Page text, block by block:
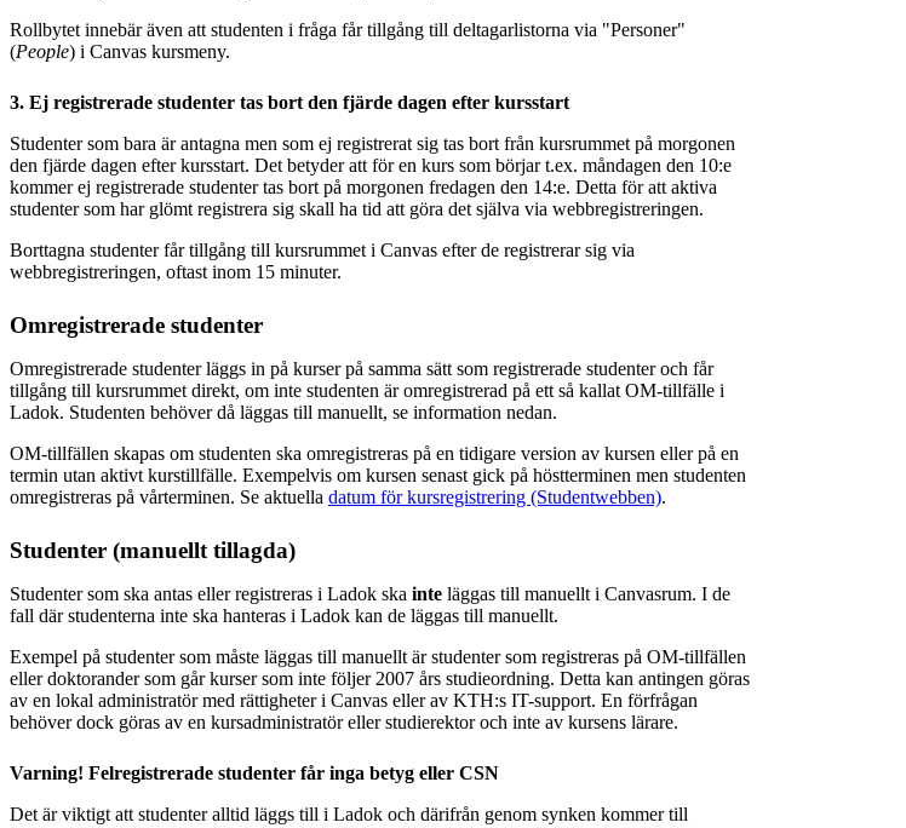
Rollbytet innebär även att studenten i fråga får tillgång till deltagarlistorna via "Personer"
(People) i Canvas kursmeny.
3. Ej registrerade studenter tas bort den fjärde dagen efter kursstart
Studenter som bara är antagna men som ej registrerat sig tas bort från kursrummet på morgonen
den fjärde dagen efter kursstart. Det betyder att för en kurs som börjar t.ex. måndagen den 10:e
kommer ej registrerade studenter tas bort på morgonen fredagen den 14:e. Detta för att aktiva
studenter som har glömt registrera sig skall ha tid att göra det själva via webbregistreringen.
Borttagna studenter får tillgång till kursrummet i Canvas efter de registrerar sig via
webbregistreringen, oftast inom 15 minuter.
Omregistrerade studenter
Omregistrerade studenter läggs in på kurser på samma sätt som registrerade studenter och får
tillgång till kursrummet direkt, om inte studenten är omregistrerad på ett så kallat OM-tillfälle i
Ladok. Studenten behöver då läggas till manuellt, se information nedan.
OM-tillfällen skapas om studenten ska omregistreras på en tidigare version av kursen eller på en
termin utan aktivt kurstillfälle. Exempelvis om kursen senast gick på höstterminen men studenten
omregistreras på vårterminen. Se aktuella datum för kursregistrering (Studentwebben).
Studenter (manuellt tillagda)
Studenter som ska antas eller registreras i Ladok ska inte läggas till manuellt i Canvasrum. I de
fall där studenterna inte ska hanteras i Ladok kan de läggas till manuellt.
Exempel på studenter som måste läggas till manuellt är studenter som registreras på OM-tillfällen
eller doktorander som går kurser som inte följer 2007 års studieordning. Detta kan antingen göras
av en lokal administratör med rättigheter i Canvas eller av KTH:s IT-support. En förfrågan
behöver dock göras av en kursadministratör eller studierektor och inte av kursens lärare.
Varning! Felregistrerade studenter får inga betyg eller CSN
Det är viktigt att studenter alltid läggs till i Ladok och därifrån genom synken kommer till